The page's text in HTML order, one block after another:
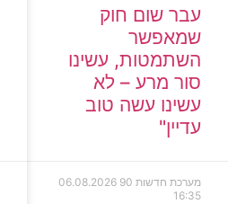
עבר שום חוק
שמאפשר
השתמטות, עשינו
סור מרע – לא
עשינו עשה טוב
עדיין"
מערכת חדשות 90
06.08.2026
16:35